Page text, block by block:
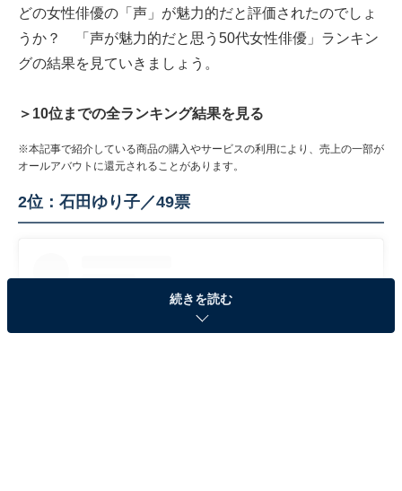
どの女性俳優の「声」が魅力的だと評価されたのでしょ
うか？ 「声が魅力的だと思う50代女性俳優」ランキン
グの結果を見ていきましょう。
＞10位までの全ランキング結果を見る
※本記事で紹介している商品の購入やサービスの利用により、売上の一部が
オールアバウトに還元されることがあります。
2位：石田ゆり子／49票
続きを読む